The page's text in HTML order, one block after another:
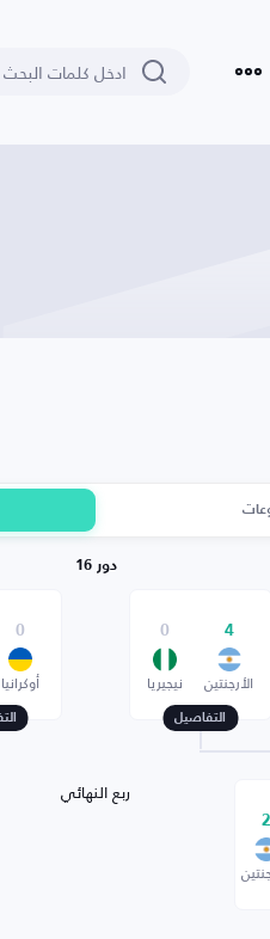
دور 16
4
الأرجنتين
0
نيجيريا
التفاصيل
0
أوكرانيا
ربع النهائي
2